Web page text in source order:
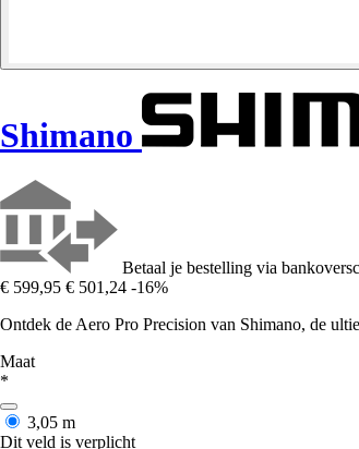
Shimano
Betaal je bestelling via
€ 599,95 € 501,24 -16%
Ontdek de Aero Pro Precision van Shimano, de
Maat
*
3,05 m
Dit veld is verplicht